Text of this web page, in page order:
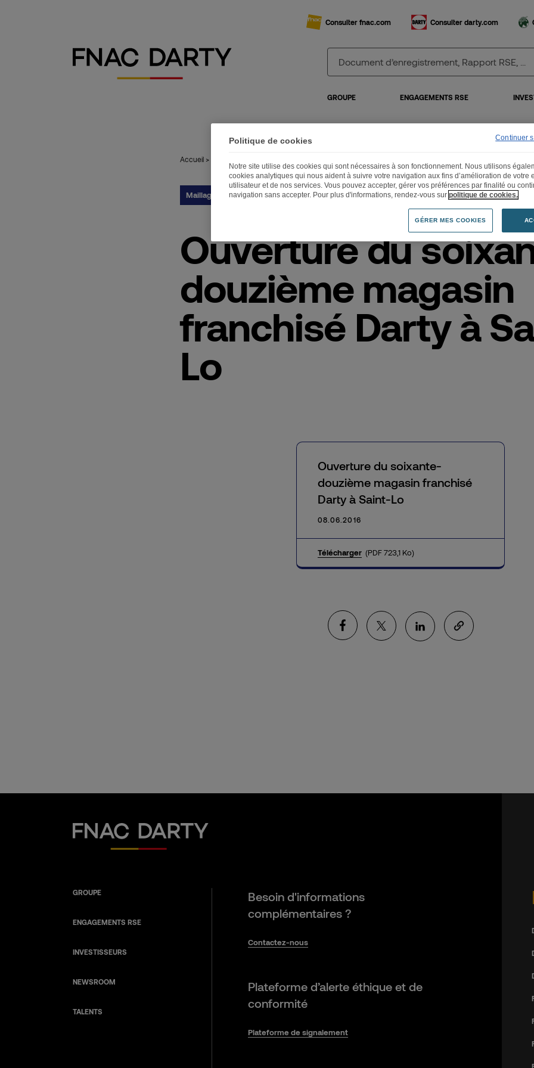
Consulter fnac.com Consulter darty.com
GROUPE ENGAGEMENTS RSE
Accueil >
Maillage territorial 08.06.2016
Ouverture du
douzième magasin
franchisé Darty à
Lo
Ouverture du soixante-
douzième magasin franchisé
Darty à Saint-Lo
08.06.2016
Télécharger (PDF 723,1 Ko)
Fnac Darty
GROUPE
ENGAGEMENTS RSE
INVESTISSEURS
NEWSROOM
TALENTS
Besoin d'informations
complémentaires ?
Contactez-nous
Plateforme d’alerte éthique et de
conformité
Plateforme de signalement
Politique de cookies
Notre site utilise des cookies qui sont nécessaires à son fonctionnement. Nous utilisons
cookies analytiques qui nous aident à suivre votre navigation aux fins d’amélioration de votre
utilisateur et de nos services. Vous pouvez accepter, gérer vos préférences par finalité ou
navigation sans accepter. Pour plus d'informations, rendez-vous sur politique de cookies.
GÉRER MES COOKIES
Continuer